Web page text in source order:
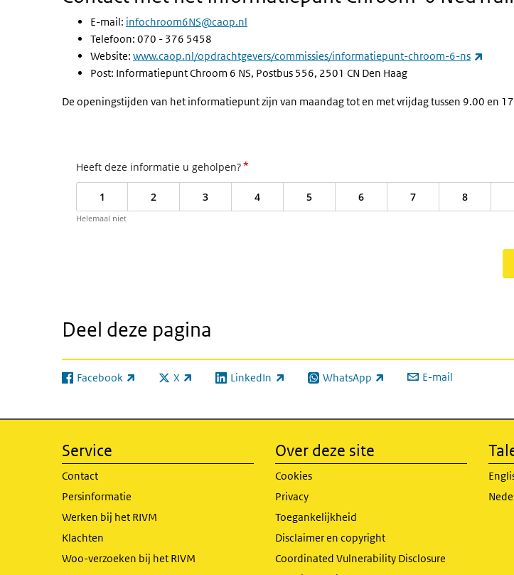
E-mail: infochroom6NS@caop.nl
Telefoon: 070 - 376 5458
Website: www.caop.nl/opdrachtgevers/commissies/informatiepunt-chroom-6-ns
Post: Informatiepunt Chroom 6 NS, Postbus 556, 2501 CN Den Haag
De openingstijden van het informatiepunt zijn van maandag tot en met vrijdag tussen 9.00 en
Heeft deze informatie u geholpen?*
1 2 3 4 5 6 7 8
Helemaal niet
Deel deze pagina
Facebook
(externe link) X
(externe link) LinkedIn
(externe link) WhatsApp
(externe link) E-mail
Service
Contact
Persinformatie
Werken bij het RIVM
Klachten
Woo-verzoeken bij het RIVM
Over deze site
Cookies
Privacy
Toegankelijkheid
Disclaimer en copyright
Coordinated Vulnerability Disclosure